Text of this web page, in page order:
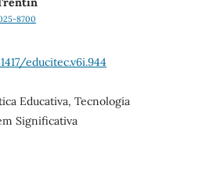
8700
educitec.v6i.944
Educativa, Tecnologia
Significativa